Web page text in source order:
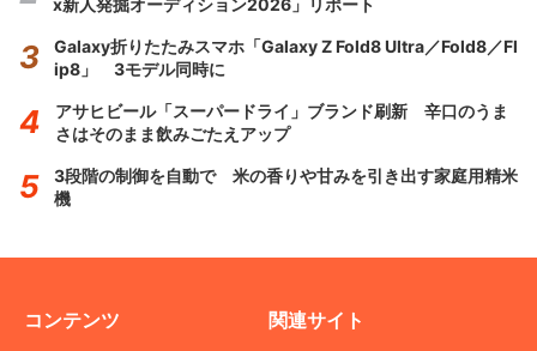
x新人発掘オーディション2026」リポート
Galaxy折りたたみスマホ「Galaxy Z Fold8 Ultra／Fold8／Fl
ip8」 3モデル同時に
アサヒビール「スーパードライ」ブランド刷新 辛口のうま
さはそのまま飲みごたえアップ
3段階の制御を自動で 米の香りや甘みを引き出す家庭用精米
機
コンテンツ 関連サイト